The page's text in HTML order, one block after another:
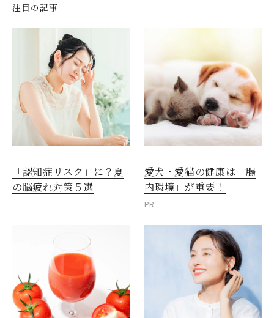
注目の記事
「認知症リスク」に？夏
の脳疲れ対策５選
愛犬・愛猫の健康は「腸
内環境」が重要！
PR